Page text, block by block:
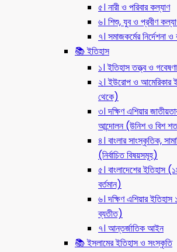
৫। নারী ও পরিবার কল্যাণ
৬। শিশু, যুব ও প্রবীণ
৭। সমাজকর্মের নির্দেশনা ও
📚 ইতিহাস
১। ইতিহাস তত্ত্ব ও
২। ইউরোপ ও আমেরিকার
থেকে)
৩। দক্ষিণ এশিয়ার
আন্দোলন (উনিশ ও বিশ
৪। বাংলার সাংস্কৃতিক,
(নির্বাচিত বিষয়সমূহ)
৫। বাংলাদেশের ইতিহাস
বর্তমান)
৬। দক্ষিণ এশিয়ার
ব্যতীত)
৭। আন্তর্জাতিক আইন
📚 ইসলামের ইতিহাস ও সংস্কৃতি